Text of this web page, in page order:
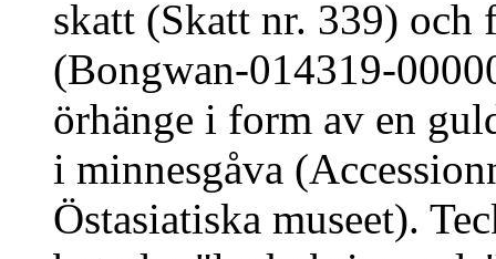
skatt (Skatt nr. 339) och
(Bongwan-014319-
örhänge i form av en
i minnesgåva
Östasiatiska museet).